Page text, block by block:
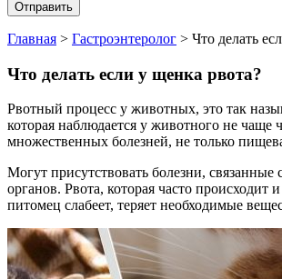
Главная > Гастроэнтеролог > Что делать
Что делать если у щенка рвота?
Рвотный процесс у животных, это так
которая наблюдается у животного не чаще
множественных болезней, не только
Могут присутствовать болезни,
органов. Рвота, которая часто
питомец слабеет, теряет необходимые